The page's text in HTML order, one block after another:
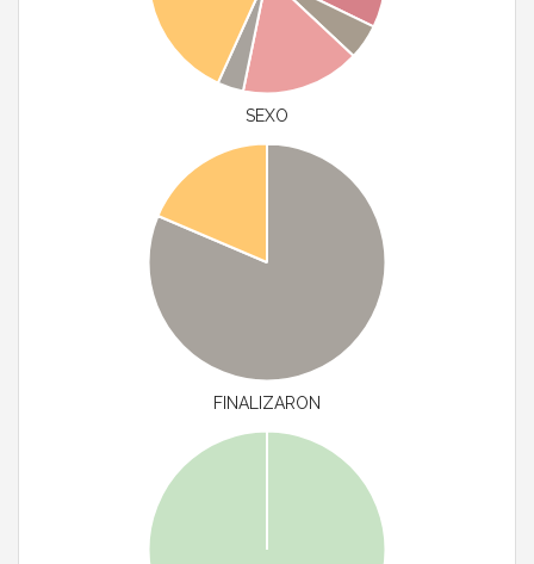
SEXO
FINALIZARON